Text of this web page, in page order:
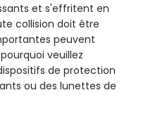
et s'effritent en
collision doit être
peuvent
veuillez
de protection
ou des lunettes de